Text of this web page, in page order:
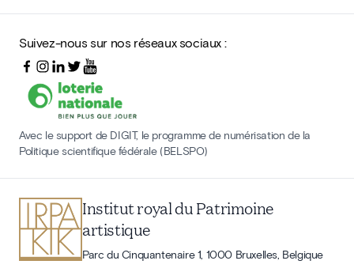
Suivez-nous sur nos réseaux sociaux :
Avec le support de DIGIT, le programme de numérisation de la
Politique scientifique fédérale (BELSPO)
Institut royal du Patrimoine
artistique
Parc du Cinquantenaire 1, 1000 Bruxelles, Belgique